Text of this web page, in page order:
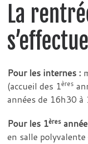
La
Pour les internes :
(accueil des 1ères
années de 16h30 à
Pour les 1ères
en salle polyvalente